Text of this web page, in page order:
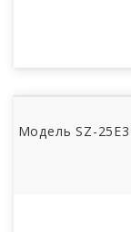
Модель SZ-